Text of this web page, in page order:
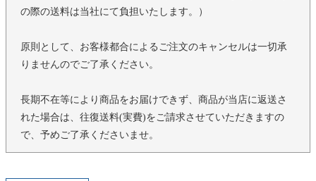
の際の送料は当社にて負担いたします。）
原則として、お客様都合によるご注文のキャンセルは一切承
りませんのでご了承ください。
長期不在等により商品をお届けできず、商品が当店に返送さ
れた場合は、往復送料(実費)をご請求させていただきますの
で、予めご了承くださいませ。